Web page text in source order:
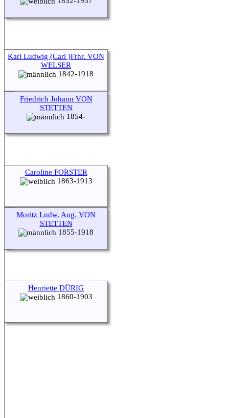
Karl Ludwig (Carl )Frhr. VON
WELSER
1842-1918
Friedrich Johann VON
STETTEN
1854-
Caroline FORSTER
1863-1913
Moritz Ludw. Aug. VON
STETTEN
1855-1918
Henriette DÜRIG
1860-1903